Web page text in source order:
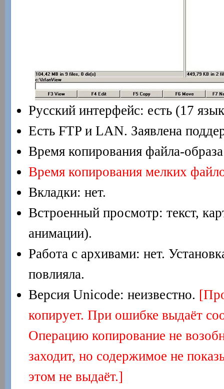
Русский интерфейс: есть (17
Есть FTP и LAN. Заявлена
Время копирования файла-
Время копирования мелких
Вкладки: нет.
Встроенный просмотр: текст,
анимации).
Работа с архивами: нет.
повлияла.
Версия Unicode: неизвестно.
копирует. При ошибке выдаёт
Операцию копирование не
заходит, но содержимое не
этом не выдаёт.]